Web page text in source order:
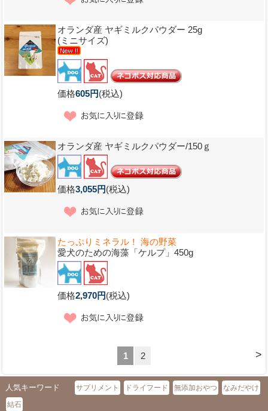
オランダ産 ヤギミルクパウダー 25g
(ミニサイズ)
価格605円(税込)
オランダ産 ヤギミルクパウダー/150ｇ
価格3,055円(税込)
たっぷりミネラル！ 海の野菜
愛犬のための海藻「ケルプ」450g
価格2,970円(税込)
>
1 2
人気キーワード サプリメント ドライフード 無添加おやつ
なみだやけ
結石